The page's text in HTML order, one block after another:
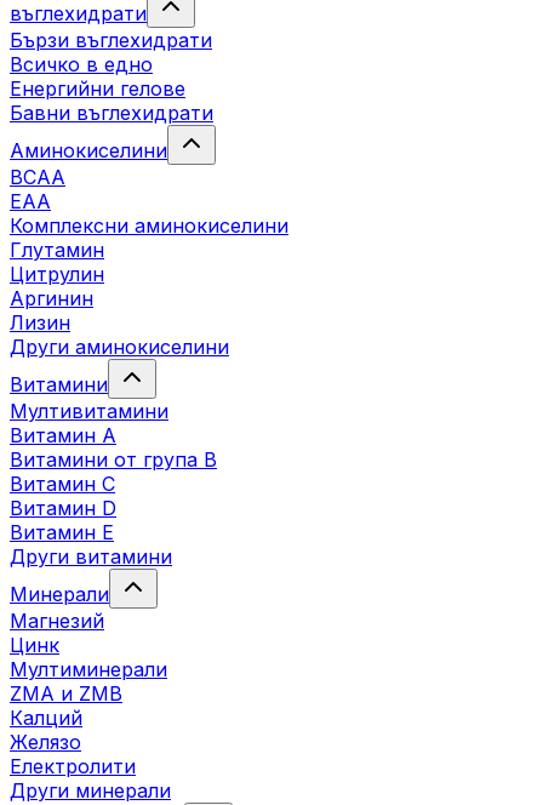
въглехидрати
Бързи въглехидрати
Всичко в едно
Енергийни гелове
Бавни въглехидрати
Аминокиселини
BCAA
EAA
Комплексни аминокиселини
Глутамин
Цитрулин
Аргинин
Лизин
Други аминокиселини
Витамини
Мултивитамини
Витамин А
Витамини от група B
Витамин C
Витамин D
Витамин E
Други витамини
Минерали
Магнезий
Цинк
Мултиминерали
ZMA и ZMB
Калций
Желязо
Електролити
Други минерали